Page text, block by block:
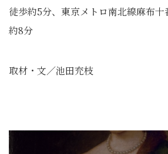
徒歩約5分、東京メトロ南北線麻布
約8分
取材・文／池田充枝